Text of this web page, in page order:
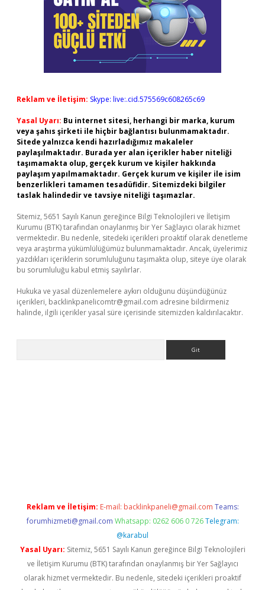
Reklam ve İletişim: Skype: live:.cid.575569c608265c69
Yasal Uyarı: Bu internet sitesi, herhangi bir marka, kurum
veya şahıs şirketi ile hiçbir bağlantısı bulunmamaktadır.
Sitede yalnızca kendi hazırladığımız makaleler
paylaşılmaktadır. Burada yer alan içerikler haber niteliği
taşımamakta olup, gerçek kurum ve kişiler hakkında
paylaşım yapılmamaktadır. Gerçek kurum ve kişiler ile isim
benzerlikleri tamamen tesadüfidir. Sitemizdeki bilgiler
taslak halindedir ve tavsiye niteliği taşımazlar.
Sitemiz, 5651 Sayılı Kanun gereğince Bilgi Teknolojileri ve İletişim
Kurumu (BTK) tarafından onaylanmış bir Yer Sağlayıcı olarak hizmet
vermektedir. Bu nedenle, sitedeki içerikleri proaktif olarak denetleme
veya araştırma yükümlülüğümüz bulunmamaktadır. Ancak, üyelerimiz
yazdıkları içeriklerin sorumluluğunu taşımakta olup, siteye üye olarak
bu sorumluluğu kabul etmiş sayılırlar.
Hukuka ve yasal düzenlemelere aykırı olduğunu düşündüğünüz
içerikleri, backlinkpanelicomtr@gmail.com adresine bildirmeniz
halinde, ilgili içerikler yasal süre içerisinde sitemizden kaldırılacaktır.
Reklam ve İletişim: E-mail: backlinkpaneli@gmail.com Teams:
forumhizmeti@gmail.com Whatsapp: 0262 606 0 726 Telegram:
@karabul
Yasal Uyarı: Sitemiz, 5651 Sayılı Kanun gereğince Bilgi Teknolojileri
ve İletişim Kurumu (BTK) tarafından onaylanmış bir Yer Sağlayıcı
olarak hizmet vermektedir. Bu nedenle, sitedeki içerikleri proaktif